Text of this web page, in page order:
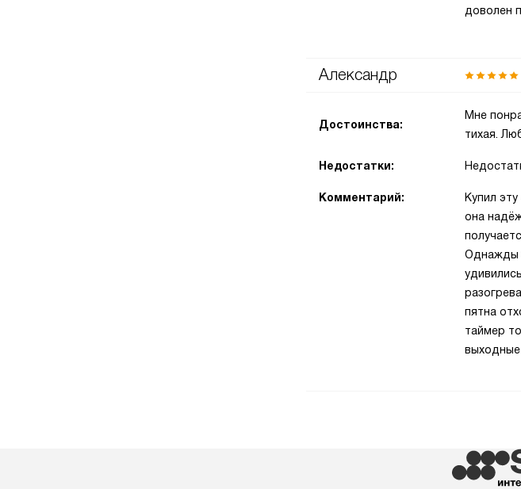
доволен
Александр
Достоинства:
Мне
тихая.
Недостатки:
Комментарий:
Купил
она
Однажды
пятна
таймер